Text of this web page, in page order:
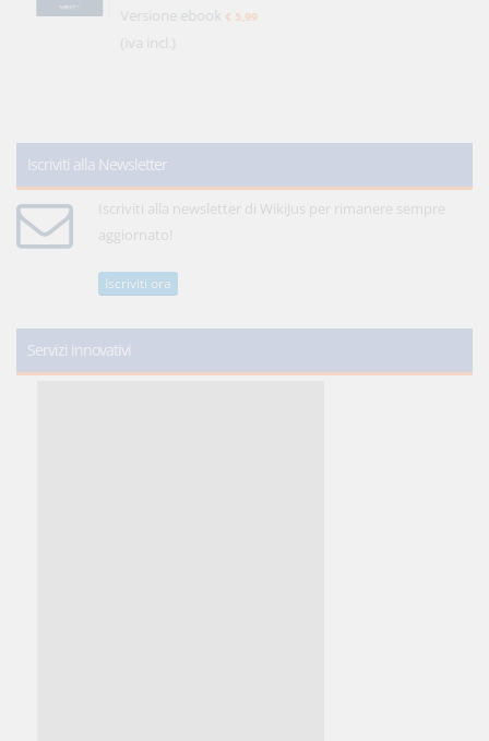
Versione ebook € 5,99
(iva incl.)
Iscriviti alla Newsletter
Iscriviti alla newsletter di WikiJus per rimanere sempre
aggiornato!
Iscriviti ora
Servizi innovativi